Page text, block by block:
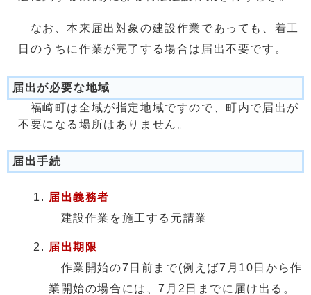
なお、本来届出対象の建設作業であっても、着工
日のうちに作業が完了する場合は届出不要です。
届出が必要な地域
福崎町は全域が指定地域ですので、町内で届出が
不要になる場所はありません。
届出手続
届出義務者
建設作業を施工する元請業
届出期限
作業開始の7日前まで(例えば7月10日から作
業開始の場合には、7月2日までに届け出る。